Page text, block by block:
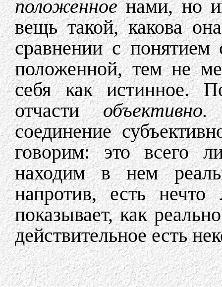
положенноенами, но
вещь такой, какова
сравнении с понятием
положенной, тем не
себя как истинное.
отчастиобъективно.
соединение
говорим: это всего
находим в нем
напротив, есть
показывает, как
действительное есть